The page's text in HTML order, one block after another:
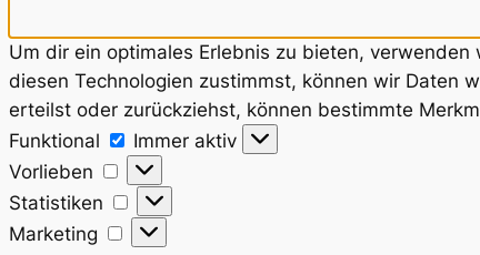
Um dir ein optimales Erlebnis zu bieten,
diesen Technologien zustimmst, können wir Daten
erteilst oder zurückziehst, können bestimmte
Funktional
Funktional
Immer aktiv
Vorlieben
Vorlieben
Statistiken
Statistiken
Marketing
Marketing